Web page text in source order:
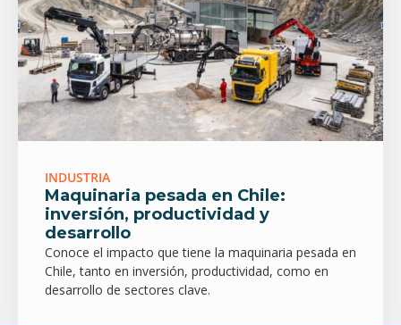
INDUSTRIA
Maquinaria pesada en Chile:
inversión, productividad y
desarrollo
Conoce el impacto que tiene la maquinaria pesada en
Chile, tanto en inversión, productividad, como en
desarrollo de sectores clave.